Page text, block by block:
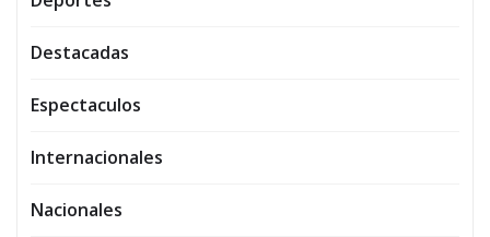
Destacadas
Espectaculos
Internacionales
Nacionales